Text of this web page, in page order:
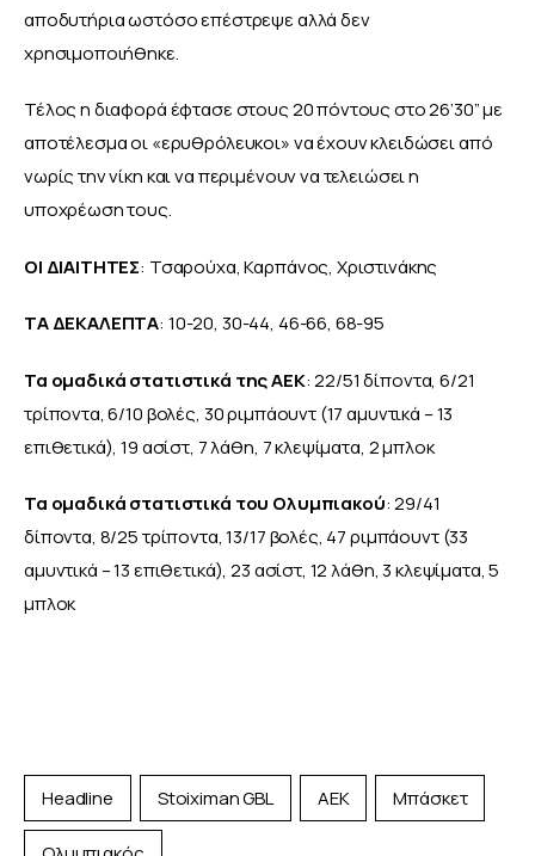
αποδυτήρια ωστόσο επέστρεψε αλλά δεν
χρησιμοποιήθηκε.
Τέλος η διαφορά έφτασε στους 20 πόντους στο 26’30” με
αποτέλεσμα οι «ερυθρόλευκοι» να έχουν κλειδώσει από
νωρίς την νίκη και να περιμένουν να τελειώσει η
υποχρέωση τους.
ΟΙ ΔΙΑΙΤΗΤΕΣ: Τσαρούχα, Καρπάνος, Χριστινάκης
ΤΑ ΔΕΚΑΛΕΠΤΑ: 10-20, 30-44, 46-66, 68-95
Τα ομαδικά στατιστικά της ΑΕΚ: 22/51 δίποντα, 6/21
τρίποντα, 6/10 βολές, 30 ριμπάουντ (17 αμυντικά – 13
επιθετικά), 19 ασίστ, 7 λάθη, 7 κλεψίματα, 2 μπλοκ
Τα ομαδικά στατιστικά του Ολυμπιακού: 29/41
δίποντα, 8/25 τρίποντα, 13/17 βολές, 47 ριμπάουντ (33
αμυντικά – 13 επιθετικά), 23 ασίστ, 12 λάθη, 3 κλεψίματα, 5
μπλοκ
Headline Stoiximan GBL ΑΕΚ Μπάσκετ